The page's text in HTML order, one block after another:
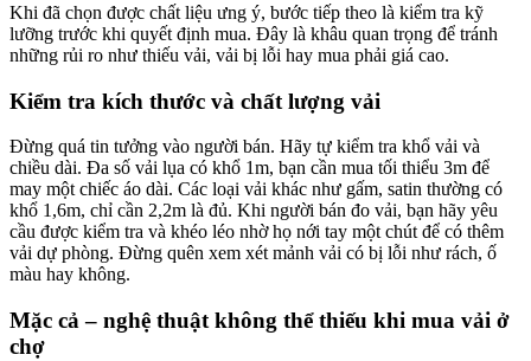
Khi đã chọn được chất liệu ưng ý, bước tiếp theo là kiểm tra kỹ
lưỡng trước khi quyết định mua. Đây là khâu quan trọng để tránh
những rủi ro như thiếu vải, vải bị lỗi hay mua phải giá cao.
Kiểm tra kích thước và chất lượng vải
Đừng quá tin tưởng vào người bán. Hãy tự kiểm tra khổ vải và
chiều dài. Đa số vải lụa có khổ 1m, bạn cần mua tối thiểu 3m để
may một chiếc áo dài. Các loại vải khác như gấm, satin thường có
khổ 1,6m, chỉ cần 2,2m là đủ. Khi người bán đo vải, bạn hãy yêu
cầu được kiểm tra và khéo léo nhờ họ nới tay một chút để có thêm
vải dự phòng. Đừng quên xem xét mảnh vải có bị lỗi như rách, ố
màu hay không.
Mặc cả – nghệ thuật không thể thiếu khi mua vải ở
chợ